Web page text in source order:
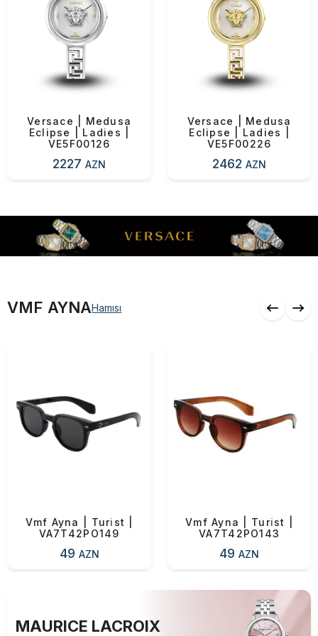
Versace | Medusa
Eclipse | Ladies |
VE5F00126
2227AZN
Versace | Medusa
Eclipse | Ladies |
VE5F00226
2462AZN
VMF AYNAHamısı
Vmf Ayna | Turi̇st |
VA7T42PO149
49 AZN
Vmf Ayna | Turi̇st |
VA7T42PO143
49AZN
MAURICE LACROIX
Çatdırılma
Yekun məbləğ
Alış-verişə davam et